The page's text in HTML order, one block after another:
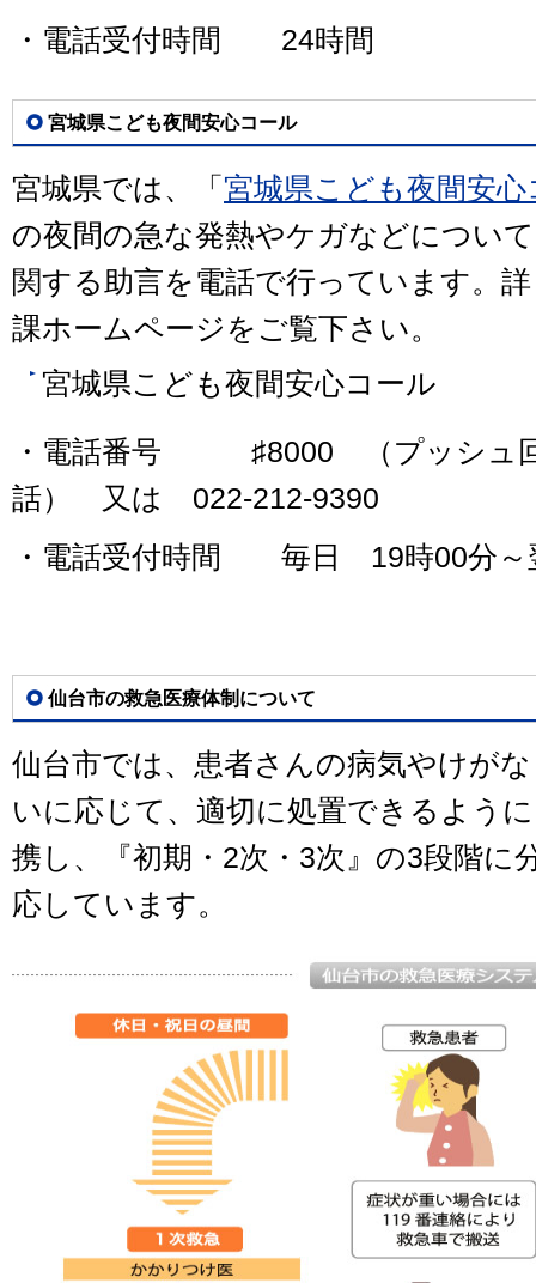
・電話受付時間 24時間
宮城県こども夜間安心コール
宮城県では、「 宮城県こども夜間安心
の夜間の急な発熱やケガなどについ
関する助言を電話で行っています。
課ホームページをご覧下さい。
宮城県こども夜間安心コール
・電話番号 ♯8000 （プッシュ回
話） 又は 022-212-9390
・電話受付時間 毎日 19時00分～
仙台市の救急医療体制について
仙台市では、患者さんの病気やけが
いに応じて、適切に処置できるよう
携し、『初期・2次・3次』の3段階に
応しています。